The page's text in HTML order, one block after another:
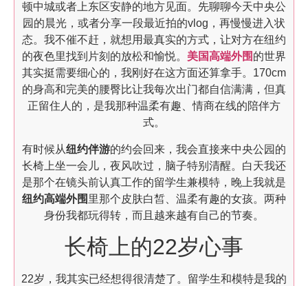
顿中城或者上东区安静的地方见面。先聊聊今天中央公
园的晨光，或者分享一段最近拍的vlog，再慢慢进入状
态。我不催不赶，就想用最真实的方式，让对方在纽约
的夜色里找到片刻的放松和愉悦。 美国高端外围 的世界
其实挺需要细心的，我刚好在这方面还算拿手。170cm
的身高和完美的腰臀比让我每次出门都自信满满，但真
正留住人的，是我那种温柔有趣、情商在线的陪伴方
式。
有时候从纽约伴游的约会回来，我会直接来中央公园的
长椅上坐一会儿，夜风吹过，脑子特别清醒。白天我还
是那个在镜头前认真工作的留学生兼模特，晚上我就是
纽约高端外围 里那个皮肤白皙、温柔有趣的女孩。两种
身份我都玩得转，而且越来越有自己的节奏。
长椅上的22岁心事
22岁，我其实已经想得很清楚了。留学生和模特是我的